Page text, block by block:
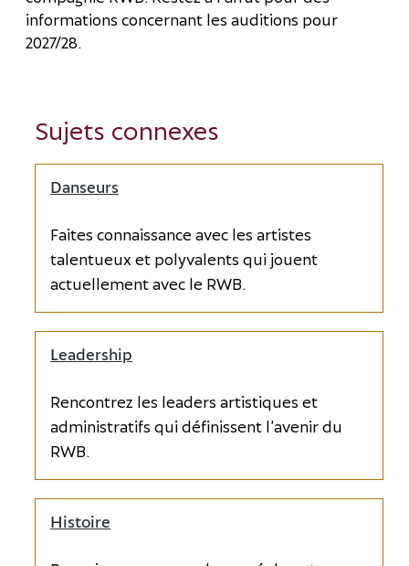
informations concernant les auditions pour
2027/28.
Sujets connexes
Danseurs
Faites connaissance avec les artistes
talentueux et polyvalents qui jouent
actuellement avec le RWB.
Leadership
Rencontrez les leaders artistiques et
administratifs qui définissent l’avenir du
RWB.
Histoire